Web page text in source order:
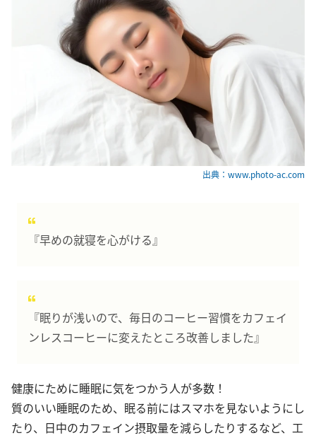
出典：www.photo-ac.com
『早めの就寝を心がける』
『眠りが浅いので、毎日のコーヒー習慣をカフェイ
ンレスコーヒーに変えたところ改善しました』
健康にために睡眠に気をつかう人が多数！
質のいい睡眠のため、眠る前にはスマホを見ないようにし
たり、日中のカフェイン摂取量を減らしたりするなど、工